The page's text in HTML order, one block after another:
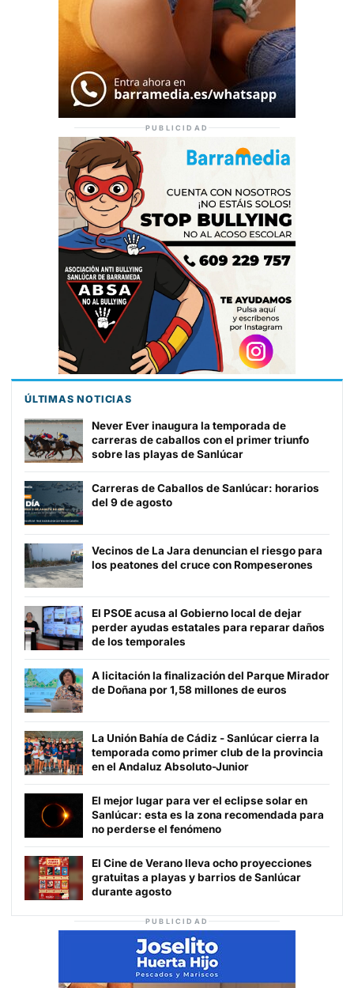
PUBLICIDAD
ÚLTIMAS NOTICIAS
Never Ever inaugura la temporada de
carreras de caballos con el primer triunfo
sobre las playas de Sanlúcar
Carreras de Caballos de Sanlúcar: horarios
del 9 de agosto
Vecinos de La Jara denuncian el riesgo para
los peatones del cruce con Rompeserones
El PSOE acusa al Gobierno local de dejar
perder ayudas estatales para reparar daños
de los temporales
A licitación la finalización del Parque Mirador
de Doñana por 1,58 millones de euros
La Unión Bahía de Cádiz - Sanlúcar cierra la
temporada como primer club de la provincia
en el Andaluz Absoluto-Junior
El mejor lugar para ver el eclipse solar en
Sanlúcar: esta es la zona recomendada para
no perderse el fenómeno
El Cine de Verano lleva ocho proyecciones
gratuitas a playas y barrios de Sanlúcar
durante agosto
PUBLICIDAD